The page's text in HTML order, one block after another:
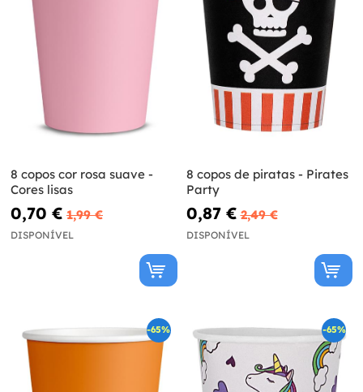
8 copos cor rosa suave -
Cores lisas
0,70 € 1,99 €
DISPONÍVEL
8 copos de piratas - Pirates
Party
0,87 € 2,49 €
DISPONÍVEL
-65% -65%